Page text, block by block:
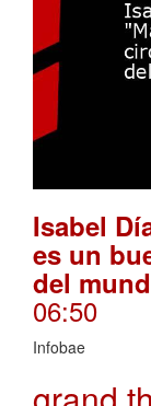
Isabel
es un
del
06:50
Infobae